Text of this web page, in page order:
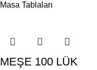
Masa Tablaları
MEŞE 100 LÜK